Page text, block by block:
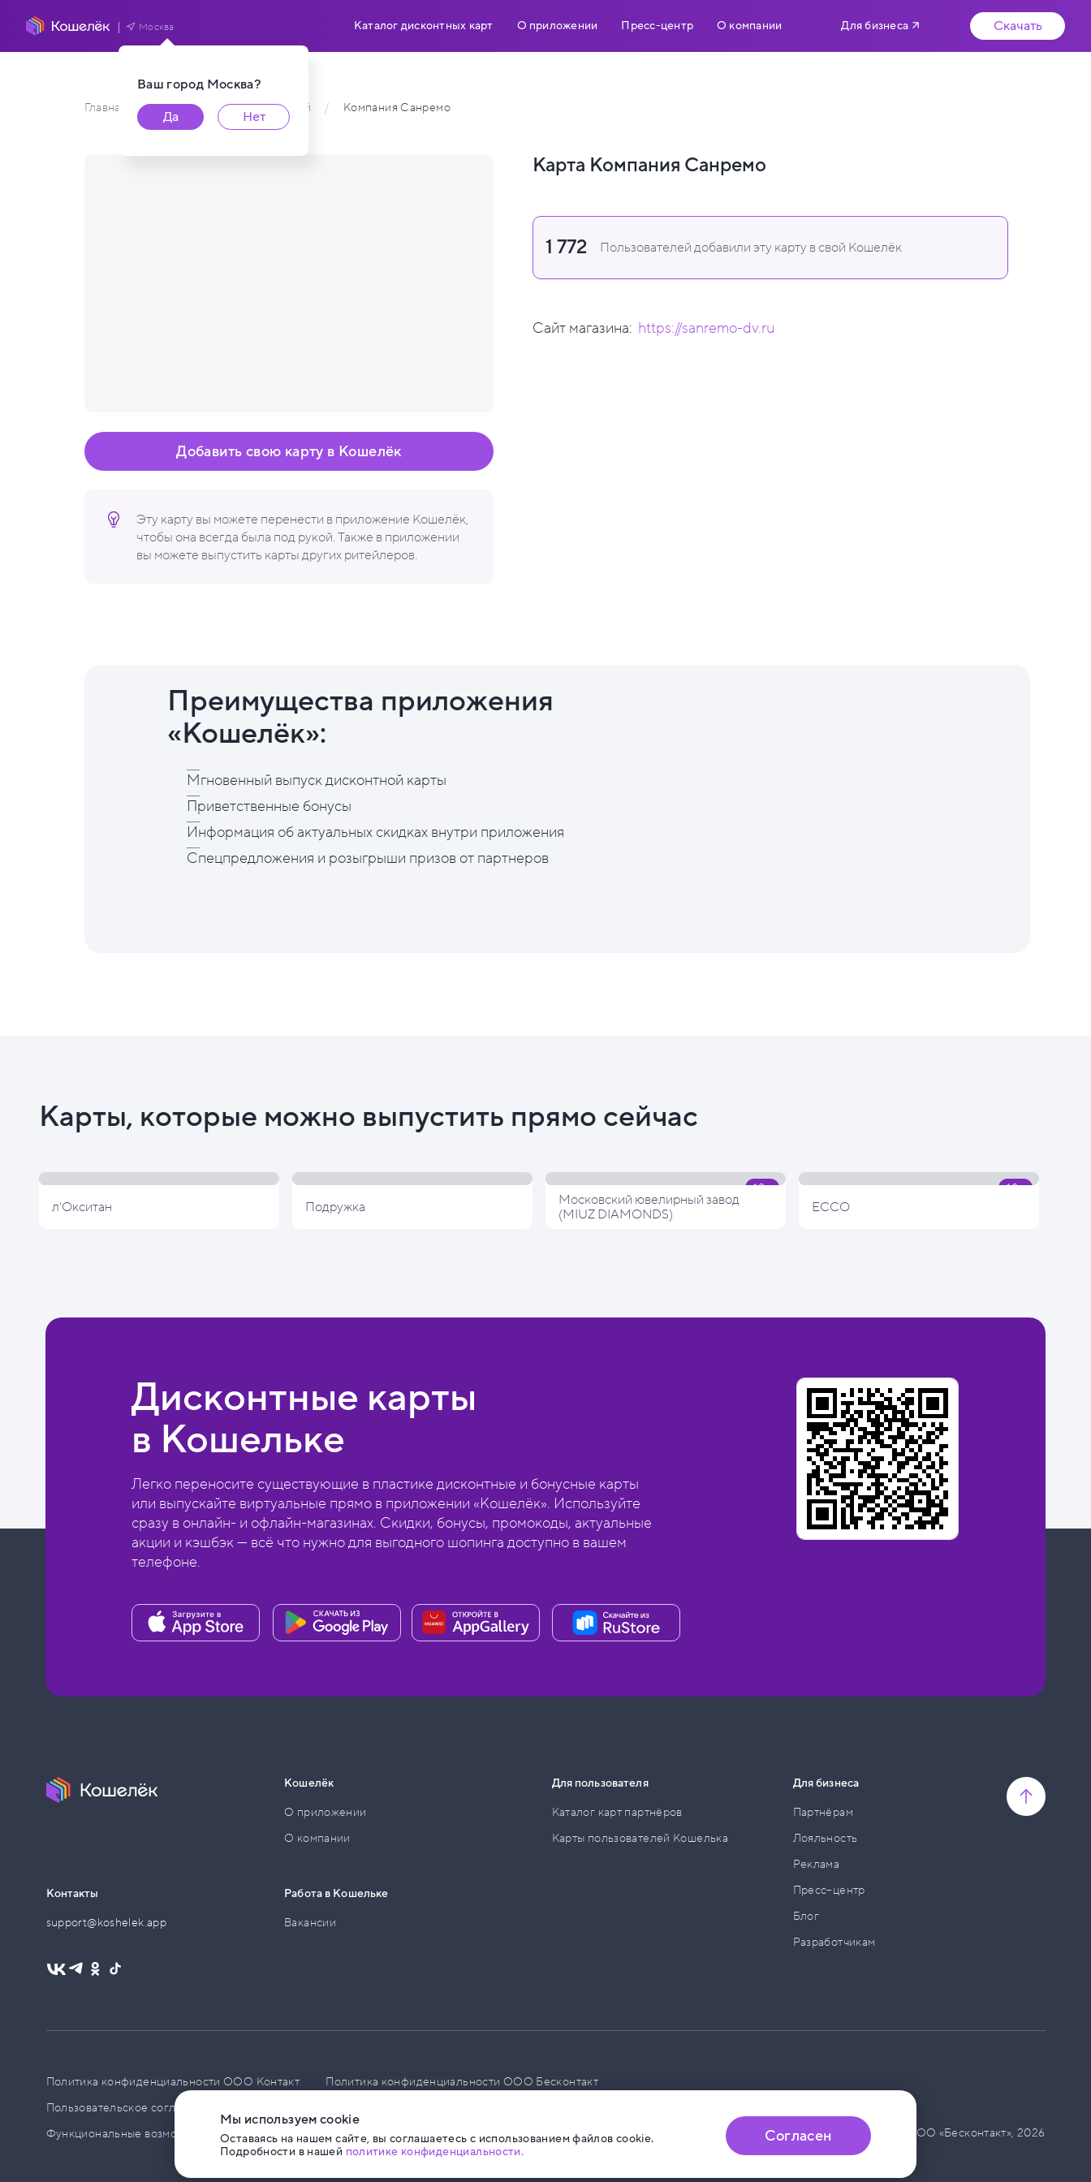
Ваш город Москва?
Да
Нет
Москва Каталог дисконтных карт О приложении Пресс-центр О компании Для бизнеса Скачать
Главная / Каталог карт пользователей / Компания Санремо
Эту карту вы можете перенести в приложение Кошелёк,
чтобы она всегда была под рукой. Также в приложении
вы можете выпустить карты других ритейлеров.
Добавить свою карту в Кошелёк
Карта Компания Санремо
1 772 Пользователей добавили эту карту в свой Кошелёк
Сайт магазина: https://sanremo-dv.ru
Преимущества приложения
«Кошелёк»:
Мгновенный выпуск дисконтной карты
Приветственные бонусы
Информация об актуальных скидках внутри приложения
Спецпредложения и розыгрыши призов от партнеров
Карты, которые можно выпустить прямо сейчас
л'Окситан Подружка
Московский ювелирный завод
(MIUZ DIAMONDS)
ECCO
Дисконтные карты
в Кошельке
Легко переносите существующие в пластике дисконтные и бонусные карты
или выпускайте виртуальные прямо в приложении «Кошелёк». Используйте
сразу в онлайн- и офлайн-магазинах. Скидки, бонусы, промокоды, актуальные
акции и кэшбэк — всё что нужно для выгодного шопинга доступно в вашем
телефоне.
Контакты
support@koshelek.app
Кошелёк
О приложении
О компании
Работа в Кошельке
Вакансии
Для пользователя
Каталог карт партнёров
Карты пользователей Кошелька
Для бизнеса
Партнёрам
Лояльность
Реклама
Пресс–центр
Блог
Разработчикам
Политика конфиденциальности ООО Контакт
Политика конфиденциальности ООО Бесконтакт
Пользовательское соглашение
Функциональные возможности ПО
© ООО «Бесконтакт», 2026
Мы используем cookie
Оставаясь на нашем сайте, вы соглашаетесь с использованием файлов cookie.
Подробности в нашей политике конфиденциальности.
Согласен